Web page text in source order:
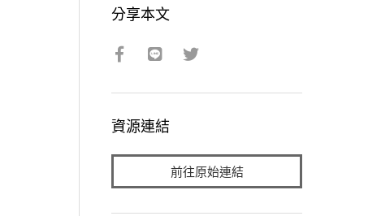
分享本文
資源連結
前往原始連結